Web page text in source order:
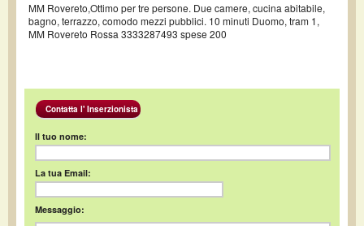
MM Rovereto,Ottimo per tre persone. Due camere, cucina abitabile,
bagno, terrazzo, comodo mezzi pubblici. 10 minuti Duomo, tram 1,
MM Rovereto Rossa 3333287493 spese 200
Contatta l' Inserzionista
Il tuo nome:
La tua Email:
Messaggio: